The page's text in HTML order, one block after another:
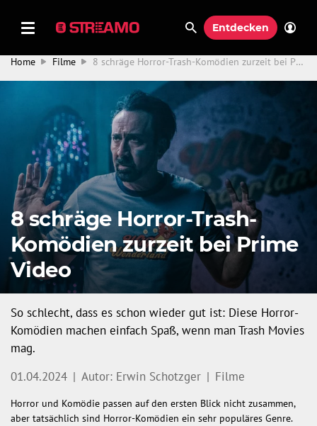
Entdecken
Home Filme 8 schräge Horror-Trash-Komödien zurzeit bei Prime Video
8 schräge Horror-Trash-
Komödien zurzeit bei Prime
Video
So schlecht, dass es schon wieder gut ist: Diese Horror-
Komödien machen einfach Spaß, wenn man Trash Movies
mag.
01.04.2024 | Autor: Erwin Schotzger | Filme
Horror und Komödie passen auf den ersten Blick nicht zusammen,
aber tatsächlich sind Horror-Komödien ein sehr populäres Genre.